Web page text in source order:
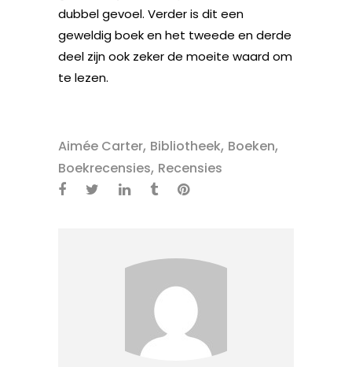
dubbel gevoel. Verder is dit een
geweldig boek en het tweede en derde
deel zijn ook zeker de moeite waard om
te lezen.
Aimée Carter, Bibliotheek, Boeken,
Boekrecensies, Recensies